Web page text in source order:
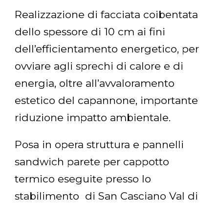
Realizzazione di facciata coibentata
dello spessore di 10 cm ai fini
dell’efficientamento energetico, per
ovviare agli sprechi di calore e di
energia, oltre all’avvaloramento
estetico del capannone, importante
riduzione impatto ambientale.
Posa in opera struttura e pannelli
sandwich parete per cappotto
termico eseguite presso lo
stabilimento di San Casciano Val di